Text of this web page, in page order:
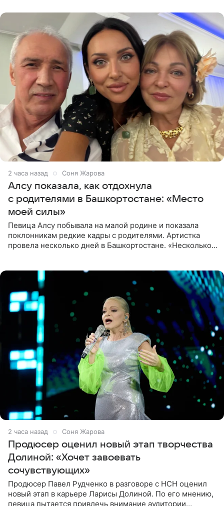
2 часа назад Соня Жарова
Алсу показала, как отдохнула
с родителями в Башкортостане: «Место
моей силы»
Певица Алсу побывала на малой родине и показала
поклонникам редкие кадры с родителями. Артистка
провела несколько дней в Башкортостане. «Несколько
2 часа назад Соня Жарова
Продюсер оценил новый этап творчества
Долиной: «Хочет завоевать
сочувствующих»
Продюсер Павел Рудченко в разговоре с НСН оценил
новый этап в карьере Ларисы Долиной. По его мнению,
певица пытается привлечь внимание аудитории